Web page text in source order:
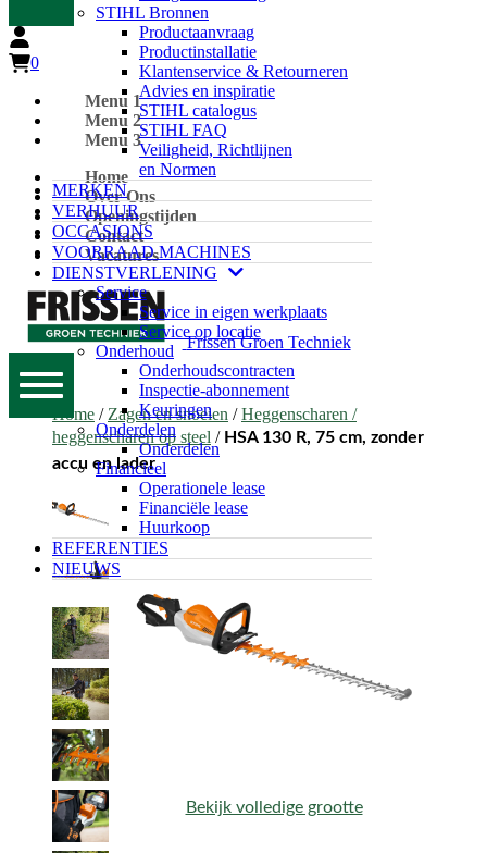
STIHL Bronnen
Productaanvraag
Productinstallatie
Klantenservice & Retourneren
Advies en inspiratie
STIHL catalogus
STIHL FAQ
Veiligheid, Richtlijnen
en Normen
MERKEN
VERHUUR
OCCASIONS
VOORRAAD MACHINES
DIENSTVERLENING
Service
Service in eigen werkplaats
Service op locatie
Onderhoud
Onderhoudscontracten
Inspectie-abonnement
Keuringen
Onderdelen
Onderdelen
Financieel
Operationele lease
Financiële lease
Huurkoop
REFERENTIES
NIEUWS
0
Menu 1
Menu 2
Menu 3
Home
Over Ons
Openingstijden
Contact
Vacatures
Frissen Groen Techniek
Home / Zagen en snoeien /Heggenscharen /
heggenscharen op steel / HSA 130 R, 75 cm, zonder
accu en lader
Bekijk volledige grootte